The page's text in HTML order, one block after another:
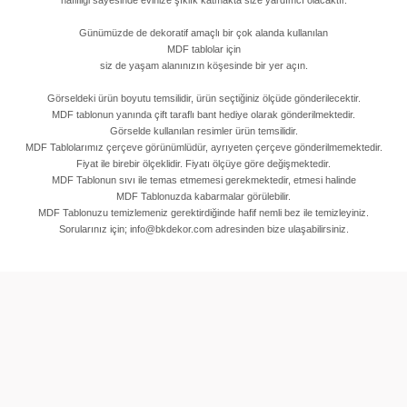
Günümüzde de dekoratif amaçlı bir çok alanda kullanılan
MDF tablolar için
siz de yaşam alanınızın köşesinde bir yer açın.
Görseldeki ürün boyutu temsilidir, ürün seçtiğiniz ölçüde gönderilecektir.
MDF tablonun yanında çift taraflı bant hediye olarak gönderilmektedir.
Görselde kullanılan resimler ürün temsilidir.
MDF Tablolarımız çerçeve görünümlüdür, ayrıyeten çerçeve gönderilmemektedir.
Fiyat ile birebir ölçeklidir. Fiyatı ölçüye göre değişmektedir.
MDF Tablonun sıvı ile temas etmemesi gerekmektedir, etmesi halinde
MDF Tablonuzda kabarmalar görülebilir.
MDF Tablonuzu temizlemeniz gerektirdiğinde hafif nemli bez ile temizleyiniz.
Sorularınız için; info@bkdekor.com adresinden bize ulaşabilirsiniz.